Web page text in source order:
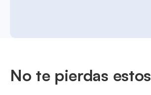
No te pierdas estos